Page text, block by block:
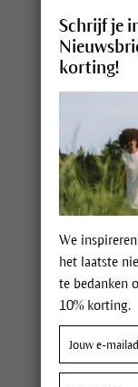
Schrijf je
korting!
We
het laatste
te bedanken
10% korting.